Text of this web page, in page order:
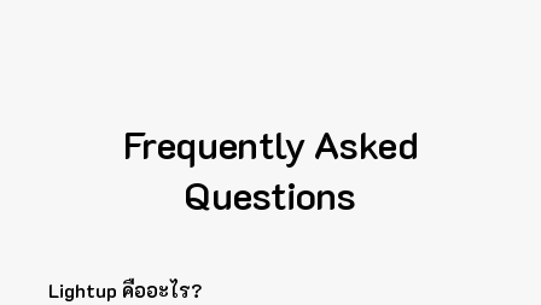
Frequently Asked
Questions
Lightup คืออะไร?